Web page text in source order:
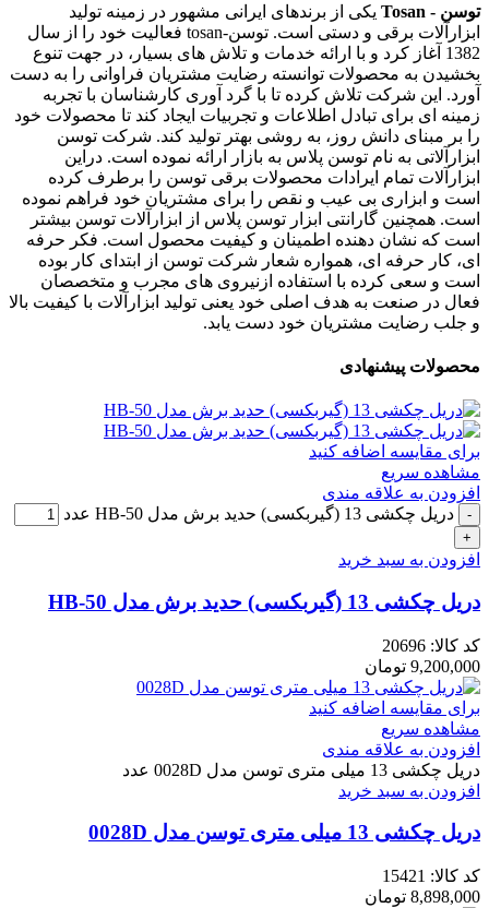
توسن - Tosan
یکی از برندهای ایرانی مشهور در زمینه تولید
ابزارآلات برقی و دستی است. توسن-tosan فعالیت خود را از سال
1382 آغاز کرد و با ارائه خدمات و تلاش های بسیار، در جهت تنوع
بخشیدن به محصولات توانسته رضایت مشتریان فراوانی را به دست
آورد. این شرکت تلاش کرده تا با گرد آوری کارشناسان با تجربه
زمینه ای برای تبادل اطلاعات و تجربیات ایجاد کند تا محصولات خود
را بر مبنای دانش روز، به روشی بهتر تولید کند. شرکت توسن
ابزارآلاتی به نام توسن پلاس به بازار ارائه نموده است. دراین
ابزارآلات تمام ایرادات محصولات برقی توسن را برطرف کرده
است و ابزاری بی عیب و نقص را برای مشتریان خود فراهم نموده
است. همچنین گارانتی ابزار توسن پلاس از ابزارآلات توسن بیشتر
است که نشان دهنده اطمینان و کیفیت محصول است. فکر حرفه
ای، کار حرفه ای، همواره شعار شرکت توسن از ابتدای کار بوده
است و سعی کرده با استفاده ازنیروی های مجرب و متخصصان
فعال در صنعت به هدف اصلی خود یعنی تولید ابزارآلات با کیفیت بالا
و جلب رضایت مشتریان خود دست یابد.
محصولات پیشنهادی
برای مقایسه اضافه کنید
مشاهده سریع
افزودن به علاقه مندی
دریل چکشی 13 (گیربکسی) حدید برش مدل HB-50 عدد
افزودن به سبد خرید
دریل چکشی 13 (گیربکسی) حدید برش مدل HB-50
کد کالا: 20696
9,200,000 تومان
برای مقایسه اضافه کنید
مشاهده سریع
افزودن به علاقه مندی
دریل چکشی 13 میلی متری توسن مدل 0028D عدد
افزودن به سبد خرید
دریل چکشی 13 میلی متری توسن مدل 0028D
کد کالا: 15421
8,898,000 تومان